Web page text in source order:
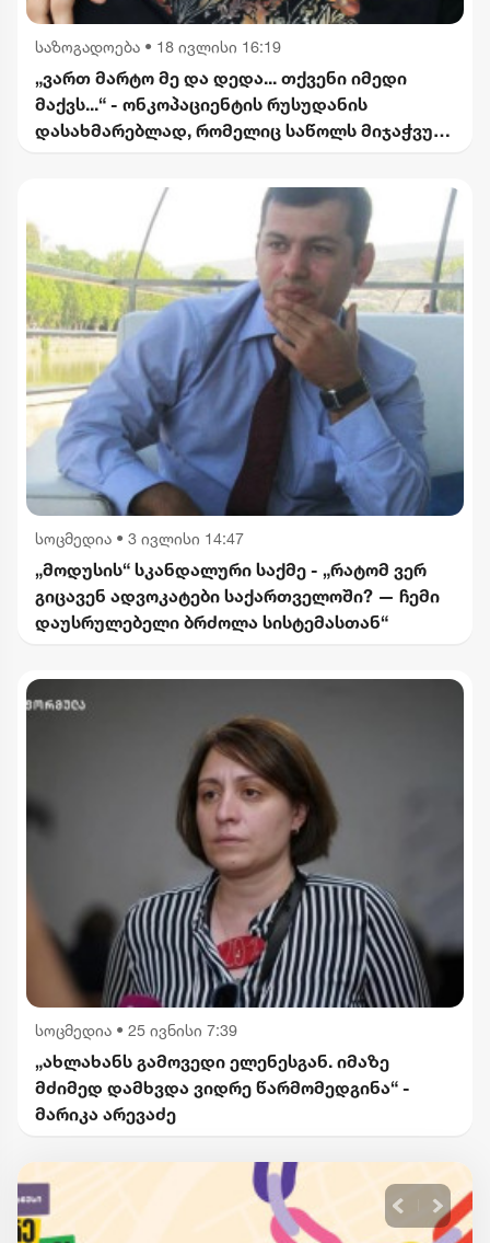
საზოგადოება • 18 ივლისი 16:19
„ვართ მარტო მე და დედა... თქვენი იმედი
მაქვს...“ - ონკოპაციენტის რუსუდანის
დასახმარებლად, რომელიც საწოლს მიჯაჭვულ
სოცმედია • 3 ივლისი 14:47
„მოდუსის“ სკანდალური საქმე - „რატომ ვერ
გიცავენ ადვოკატები საქართველოში? — ჩემი
დაუსრულებელი ბრძოლა სისტემასთან“
სოცმედია • 25 ივნისი 7:39
„ახლახანს გამოვედი ელენესგან. იმაზე
მძიმედ დამხვდა ვიდრე წარმომედგინა“ -
მარიკა არევაძე